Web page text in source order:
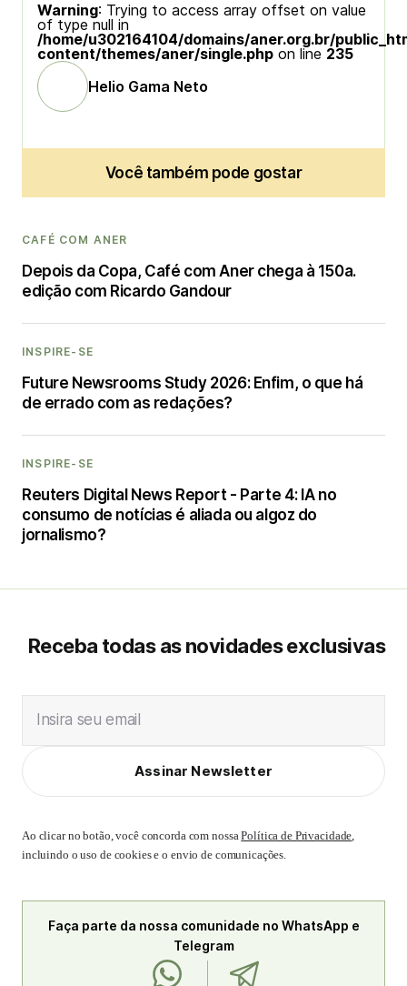
Warning: Trying to access array offset on value
of type null in
/home/u302164104/domains/aner.org.br/
content/themes/aner/single.php on line 235
Helio Gama Neto
Você também pode gostar
CAFÉ COM ANER
Depois da Copa, Café com Aner chega à 150a.
edição com Ricardo Gandour
INSPIRE-SE
Future Newsrooms Study 2026: Enfim, o que há
de errado com as redações?
INSPIRE-SE
Reuters Digital News Report - Parte 4: IA no
consumo de notícias é aliada ou algoz do
jornalismo?
Receba todas as novidades exclusivas
Insira seu email
Assinar Newsletter
Ao clicar no botão, você concorda com nossaPolítica de Privacidade,
incluindo o uso de cookies e o envio de comunicações.
Faça parte da nossa comunidade no WhatsApp e
Telegram